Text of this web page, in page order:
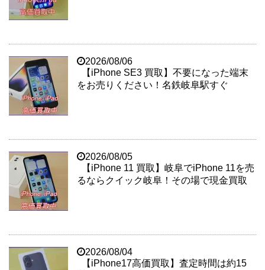
2026/08/06
【iPhone SE3 買取】不要になった端末
をお売りください！名鉄岐阜駅すぐ
2026/08/05
【iPhone 11 買取】岐阜でiPhone 11を売
るならクイック岐阜！その場で現金買取
2026/08/04
【iPhone17高価買取】査定時間は約15